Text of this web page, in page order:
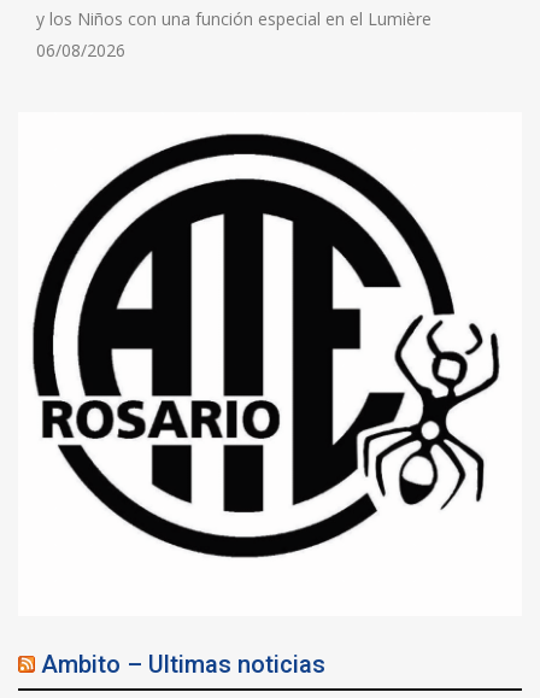
y los Niños con una función especial en el Lumière
06/08/2026
Ambito – Ultimas noticias